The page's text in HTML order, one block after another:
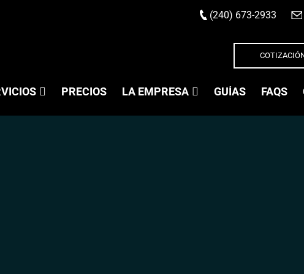
(240) 673-2933
PRECIOS LA EMPRESA GUÍAS FAQS